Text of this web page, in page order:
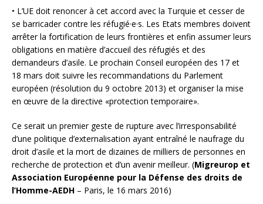
• L’UE doit renoncer à cet accord avec la Turquie et cesser de
se barricader contre les réfugié·e·s. Les Etats membres doivent
arrêter la fortification de leurs frontières et enfin assumer leurs
obligations en matière d’accueil des réfugiés et des
demandeurs d’asile. Le prochain Conseil européen des 17 et
18 mars doit suivre les recommandations du Parlement
européen (résolution du 9 octobre 2013) et organiser la mise
en œuvre de la directive «protection temporaire».
Ce serait un premier geste de rupture avec l’irresponsabilité
d’une politique d’externalisation ayant entraîné le naufrage du
droit d’asile et la mort de dizaines de milliers de personnes en
recherche de protection et d’un avenir meilleur. (Migreurop et
Association Européenne pour la Défense des droits de
l’Homme-AEDH – Paris, le 16 mars 2016)